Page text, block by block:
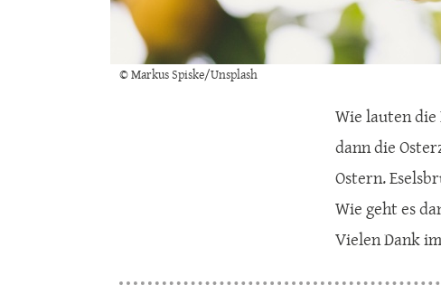
© Markus Spiske/Unsplash
Wie lauten
dann die
Ostern.
Wie geht es
Vielen Dank